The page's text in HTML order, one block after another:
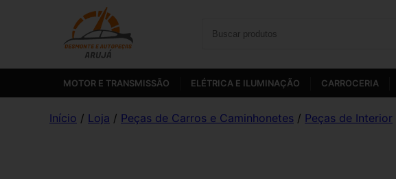
MOTOR E TRANSMISSÃO ELÉTRICA E ILUMINAÇÃO CARROCERIA
Início / Loja / Peças de Carros e Caminhonetes / Peças de Interior